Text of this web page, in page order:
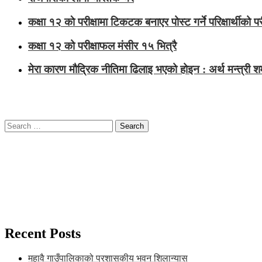
कक्षा १२ काे परीक्षामा टिकटक बनाएर पोस्ट गर्ने परिक्षार्थीको
कक्षा १२ को परीक्षाफल मंसीर १५ भित्रै
मेरा कारण मौद्रिक नीतिमा ढिलाइ भएको होइन : अर्थ मन्त्री
Search
for:
Recent Posts
महावै गाउँपालिकाको प्रशासकीय भवन शिलान्यास